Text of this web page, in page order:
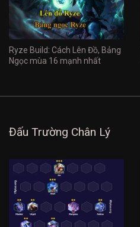
Ryze Build: Cách Lên Đồ, Bảng
Ngọc mùa 16 mạnh nhất
Đấu Trường Chân Lý